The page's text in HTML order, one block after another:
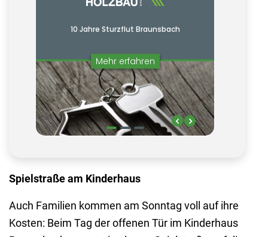
Spielstraße am Kinderhaus
Auch Familien kommen am Sonntag voll auf ihre
Kosten: Beim Tag der offenen Tür im Kinderhaus